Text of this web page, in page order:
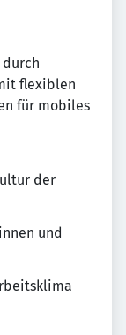
durch
flexiblen
für mobiles
der
und